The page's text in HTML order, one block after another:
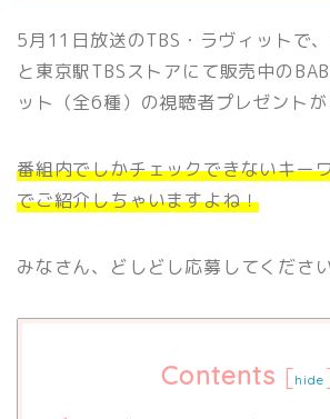
5月11日放送のTBS・ラヴィットで
と東京駅TBSストアにて販売中の
ット（全6種）の視聴者プレゼント
番組内でしかチェックできないキー
でご紹介しちゃいますよね！
みなさん、どしどし応募してくださ
Contents [hide